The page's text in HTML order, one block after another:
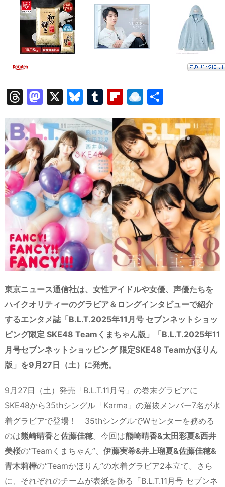
T
hr
e
a
d
s
M
a
st
o
d
o
n
X
Bl
u
e
s
k
y
T
u
m
bl
r
Fl
ip
b
o
ar
d
R
ai
n
dr
o
p.
io
有
東京ニュース通信社は、女性アイドルや女優、声優たちを
ハイクオリティーのグラビア＆ロングインタビューで紹介
するエンタメ誌「B.L.T.2025年11月号 セブンネットショッ
ピング限定 SKE48 Teamくまちゃん版」「B.L.T.2025年11
月号セブンネットショッピング 限定SKE48 Teamかほりん
版」を9月27日（土）に発売。
9月27日（土）発売「B.L.T.11月号」の巻末グラビアに
SKE48から35thシングル「Karma」の選抜メンバー7名が水
着グラビアで登場！ 35thシングルでWセンターを務める
のは熊崎晴香と佐藤佳穂。今回は熊崎晴香&太田彩夏&西井
美桜の“Teamくまちゃん”、 伊藤実希&井上瑠夏&佐藤佳穂&
青木莉樺の“Teamかほりん”の水着グラビア2本立て。さら
に、それぞれのチームが表紙を飾る「B.L.T.11月号 セブンネ